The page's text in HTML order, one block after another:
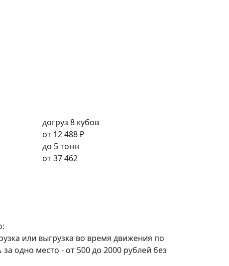
догруз 8 кубов
от 12 488 ₽
до 5 тонн
от37 462
или выгрузка во время движения по
одно место - от 500 до 2000 рублей без